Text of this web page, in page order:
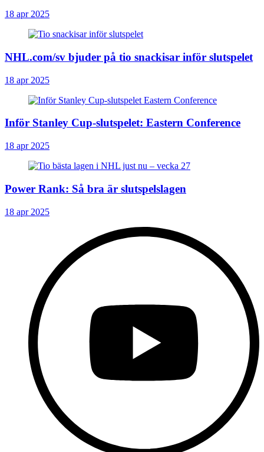
18 apr 2025
NHL.com/sv bjuder på tio snackisar inför slutspelet
18 apr 2025
Inför Stanley Cup-slutspelet: Eastern Conference
18 apr 2025
Power Rank: Så bra är slutspelslagen
18 apr 2025